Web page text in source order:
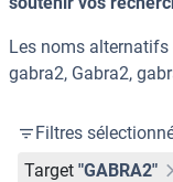
Les noms alternatifs
gabra2, Gabra2,
Filtres
Target "GABRA2"